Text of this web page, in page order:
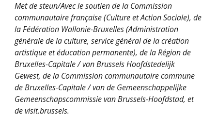
Met de steun/Avec le soutien de la Commission
communautaire française (Culture et Action Sociale), de
la Fédération Wallonie-Bruxelles (Administration
générale de la culture, service général de la création
artistique et éducation permanente), de la Région de
Bruxelles-Capitale / van Brussels Hoofdstedelijk
Gewest, de la Commission communautaire commune
de Bruxelles-Capitale / van de Gemeenschappelijke
Gemeenschapscommissie van Brussels-Hoofdstad, et
de visit.brussels.